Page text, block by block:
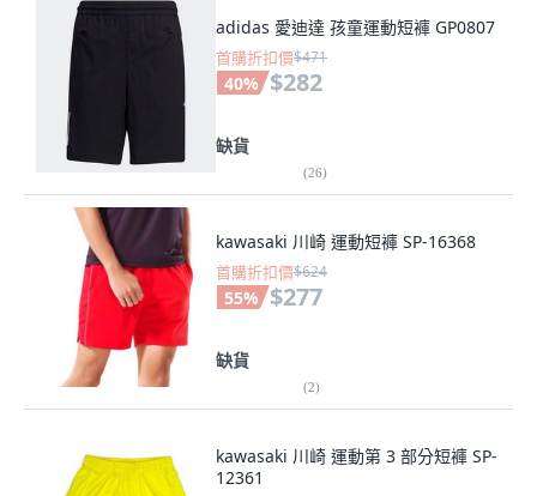
adidas 愛迪達 孩童運動短褲 GP0807
首購折扣價$471
40% $282
缺貨
(26)
kawasaki 川崎 運動短褲 SP-16368
首購折扣價$624
55% $277
缺貨
(2)
kawasaki 川崎 運動第 3 部分短褲 SP-
12361